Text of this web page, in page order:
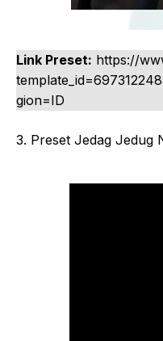
Link Preset: https://
gion=ID
3. Preset Jedag Jedug